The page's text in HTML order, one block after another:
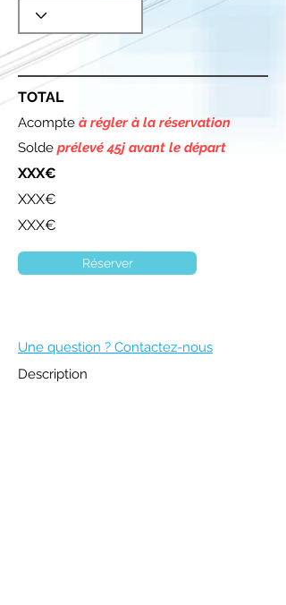
TOTAL
Acompte à régler à la réservation
Solde prélevé 45j avant le départ
XXX€
XXX€
XXX€
Réserver
Une question ? Contactez-nous
Description